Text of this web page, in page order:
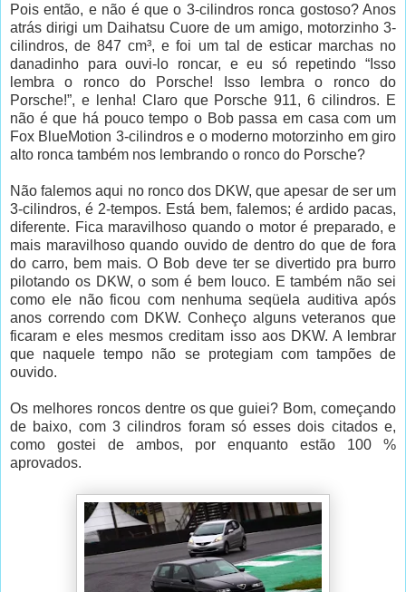
Pois então, e não é que o 3-cilindros ronca gostoso? Anos
atrás dirigi um Daihatsu Cuore de um amigo, motorzinho 3-
cilindros, de 847 cm³, e foi um tal de esticar marchas no
danadinho para ouvi-lo roncar, e eu só repetindo “Isso
lembra o ronco do Porsche! Isso lembra o ronco do
Porsche!”, e lenha! Claro que Porsche 911, 6 cilindros. E
não é que há pouco tempo o Bob passa em casa com um
Fox BlueMotion 3-cilindros e o moderno motorzinho em giro
alto ronca também nos lembrando o ronco do Porsche?
Não falemos aqui no ronco dos DKW, que apesar de ser um
3-cilindros, é 2-tempos. Está bem, falemos; é ardido pacas,
diferente. Fica maravilhoso quando o motor é preparado, e
mais maravilhoso quando ouvido de dentro do que de fora
do carro, bem mais. O Bob deve ter se divertido pra burro
pilotando os DKW, o som é bem louco. E também não sei
como ele não ficou com nenhuma seqüela auditiva após
anos correndo com DKW. Conheço alguns veteranos que
ficaram e eles mesmos creditam isso aos DKW. A lembrar
que naquele tempo não se protegiam com tampões de
ouvido.
Os melhores roncos dentre os que guiei? Bom, começando
de baixo, com 3 cilindros foram só esses dois citados e,
como gostei de ambos, por enquanto estão 100 %
aprovados.